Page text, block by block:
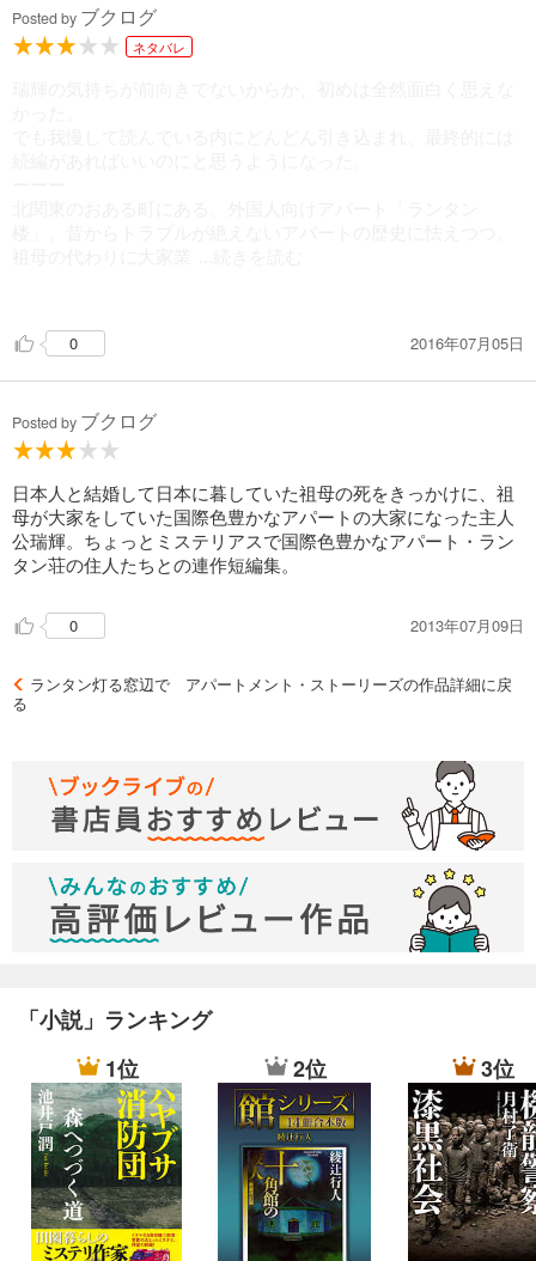
Posted by ブクログ
ネタバレ
しようと奮闘するうちに、瑞輝の心にも大きな変化が訪れる。
ランタン灯る古い洋館風のアパートを舞台に、異国の地で懸命
0 2016年07月05日
Posted by ブクログ
日本人と結婚して日本に暮していた祖母の死をきっかけに、祖
母が大家をしていた国際色豊かなアパートの大家になった主人
公瑞輝。ちょっとミステリアスで国際色豊かなアパート・ラン
タン荘の住人たちとの連作短編集。
0 2013年07月09日
ランタン灯る窓辺で アパートメント・ストーリーズの作品詳細に戻
る
「小説」ランキング
1位
2位 3位